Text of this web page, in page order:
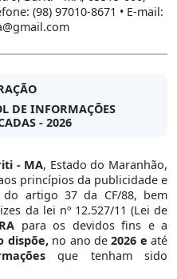
(98) 97010-8671 • E-mail:
DE INFORMAÇÕES
- 2026
- MA, Estado do Maranhão,
princípios da publicidade e
artigo 37 da CF/88, bem
da lei nº 12.527/11 (Lei de
para os devidos fins e a
dispõe,no ano de2026 eaté
que tenham sido